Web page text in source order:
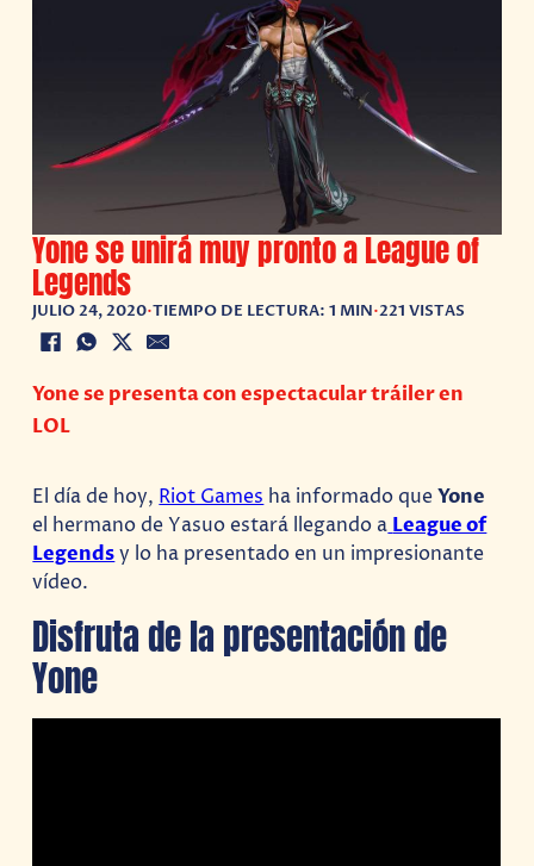
Yone se unirá muy pronto a League of
Legends
JULIO 24, 2020•TIEMPO DE LECTURA: 1 MIN•221 VISTAS
Yone se presenta con espectacular tráiler en
LOL
El día de hoy, Riot Games ha informado queYone
el hermano de Yasuo estará llegando a League of
Legendsy lo ha presentado en un impresionante
vídeo.
Disfruta de la presentación de
Yone